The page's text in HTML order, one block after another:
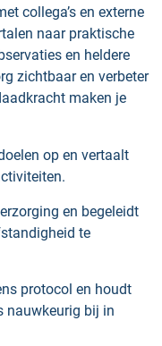
collega’s en externe
naar praktische
en heldere
zichtbaar en verbeter
maken je
op en vertaalt
en begeleidt
te
protocol en houdt
nauwkeurig bij in